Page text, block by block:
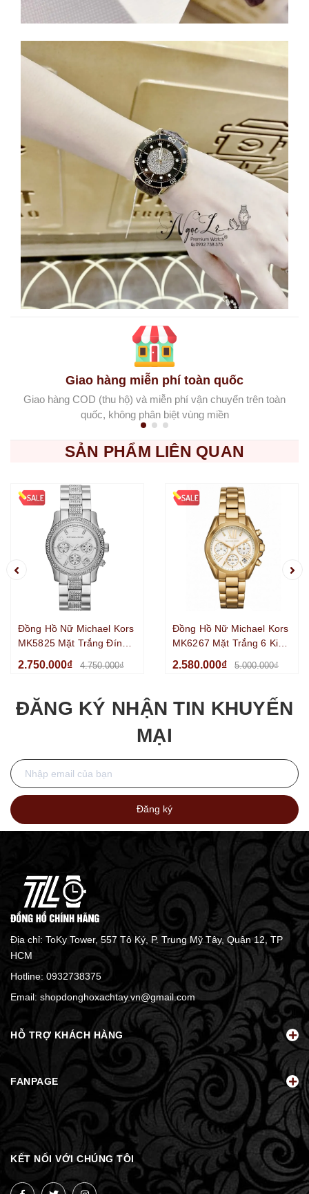
Giao hàng miễn phí toàn quốc
Giao hàng COD (thu hộ) và miễn phí vận chuyển trên toàn
quốc, không phân biệt vùng miền
SẢN PHẨM LIÊN QUAN
Đồng Hồ Nữ Michael Kors
MK5825 Mặt Trắng Đính
Kim Loại Silver Size
2.750.000₫ 4.750.000₫
Đồng Hồ Nữ Michael Kors
MK6267 Mặt Trắng 6 Kim
Vàng Size 36mm
2.580.000₫ 5.000.000₫
ĐĂNG KÝ NHẬN TIN KHUYẾN
MẠI
Đăng ký
Địa chỉ: ToKy Tower, 557 Tô Ký, P. Trung Mỹ Tây, Quận 12, TP
HCM
Hotline: 0932738375
Email: shopdonghoxachtay.vn@gmail.com
HỖ TRỢ KHÁCH HÀNG
FANPAGE
KẾT NỐI VỚI CHÚNG TÔI